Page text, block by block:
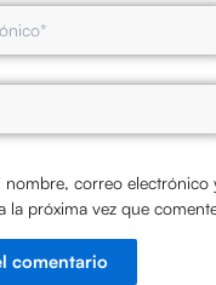
nombre, correo electrónico
la próxima vez que